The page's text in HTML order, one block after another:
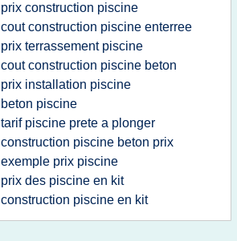
prix construction piscine
cout construction piscine enterree
prix terrassement piscine
cout construction piscine beton
prix installation piscine
beton piscine
tarif piscine prete a plonger
construction piscine beton prix
exemple prix piscine
prix des piscine en kit
construction piscine en kit